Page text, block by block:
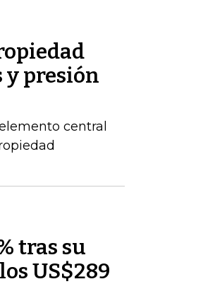
y presión
central
tras su
US$289